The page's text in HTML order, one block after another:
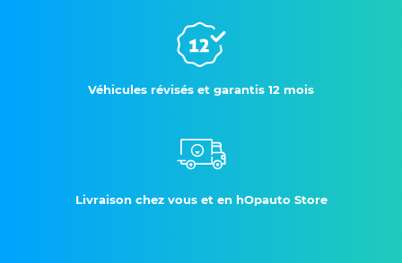
Véhicules révisés et garantis 12 mois
Livraison chez vous et en hOpauto Store